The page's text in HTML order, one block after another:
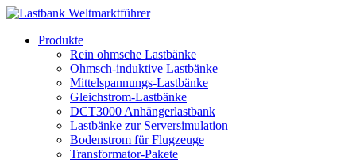
Produkte
Rein ohmsche Lastbänke
Ohmsch-induktive Lastbänke
Mittelspannungs-Lastbänke
Gleichstrom-Lastbänke
DCT3000 Anhängerlastbank
Lastbänke zur Serversimulation
Bodenstrom für Flugzeuge
Transformator-Pakete